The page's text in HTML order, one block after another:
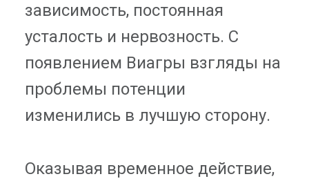
зависимость, постоянная
усталость и нервозность. С
появлением Виагры взгляды на
проблемы потенции
изменились в лучшую сторону.
Оказывая временное действие,